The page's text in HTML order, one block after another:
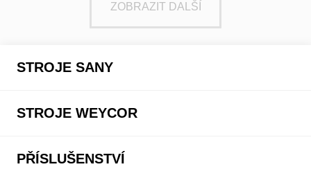
ZOBRAZIT DALŠÍ
STROJE SANY
STROJE WEYCOR
PŘÍSLUŠENSTVÍ